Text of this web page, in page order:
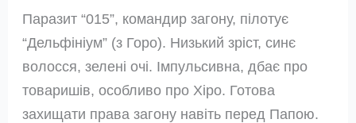
Паразит “015”, командир загону, пілотує
“Дельфініум” (з Горо). Низький зріст, синє
волосся, зелені очі. Імпульсивна, дбає про
товаришів, особливо про Хіро. Готова
захищати права загону навіть перед Папою.